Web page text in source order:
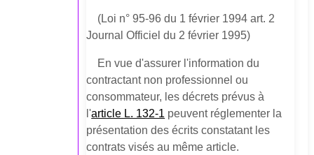
(Loi n° 95-96 du 1 février 1994 art. 2
Journal Officiel du 2 février 1995)
En vue d'assurer l'information du
contractant non professionnel ou
consommateur, les décrets prévus à
l'article L. 132-1 peuvent réglementer la
présentation des écrits constatant les
contrats visés au même article.